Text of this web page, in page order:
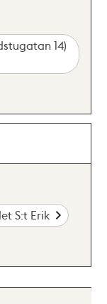
14)
S:t Erik